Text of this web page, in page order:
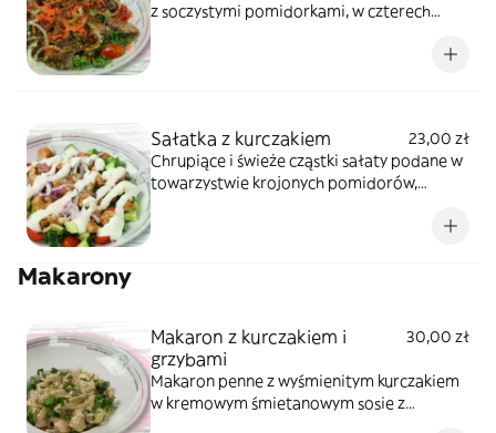
z soczystymi pomidorkami, w czterech
Sałatka z kurczakiem
23,00 zł
Chrupiące i świeże cząstki sałaty podane w
towarzystwie krojonych pomidorów,
kurczaka, a to wszystko polane aksamitnym
Makarony
Makaron z kurczakiem i
grzybami
30,00 zł
Makaron penne z wyśmienitym kurczakiem
w kremowym śmietanowym sosie z